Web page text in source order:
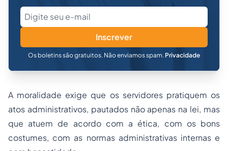
Inscrever
Os boletins são gratuitos. Não enviamos spam. Privacidade
A moralidade exige que os servidores pratiquem os
atos administrativos, pautados não apenas na lei, mas
que atuem de acordo com a ética, com os bons
costumes, com as normas administrativas internas e